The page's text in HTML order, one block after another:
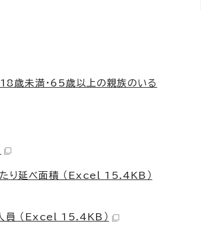
歳未満・65歳以上の親族のいる
り延べ面積 （Excel 15.4KB）
員 （Excel 15.4KB）